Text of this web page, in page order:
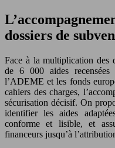
dossiers de
Face à la multiplication des
de 6 000 aides recensées
l’ADEME et les fonds
cahiers des charges,
sécurisation décisif. On
identifier les aides
conforme et lisible, et
financeurs jusqu’à